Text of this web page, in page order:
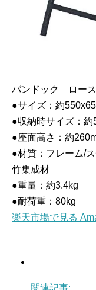
バンドック ロー
●サイズ：約
●収納時サイズ：
●座面高さ：約
●材質：フレーム/
竹集成材
●重量：約3.4kg
●耐荷重：80kg
楽天市場で見る
関連記事: